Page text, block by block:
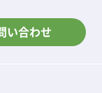
い合わせ